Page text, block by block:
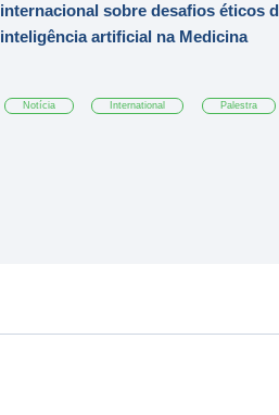
internacional sobre desafios éticos
inteligência artificial na Medicina
Notícia International Palestra